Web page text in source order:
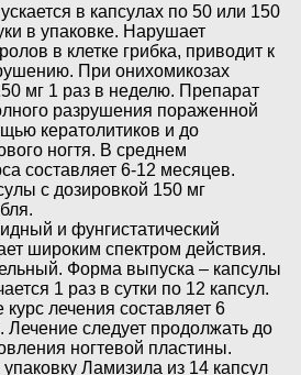
в капсулах по 50 или 150
в упаковке. Нарушает
в клетке грибка, приводит к
При онихомикозах
мг 1 раз в неделю. Препарат
разрушения пораженной
кератолитиков и до
ногтя. В среднем
составляет 6-12 месяцев.
с дозировкой 150 мг
и фунгистатический
широким спектром действия.
Форма выпуска – капсулы
1 раз в сутки по 12 капсул.
лечения составляет 6
Лечение следует продолжать до
ногтевой пластины.
Ламизила из 14 капсул